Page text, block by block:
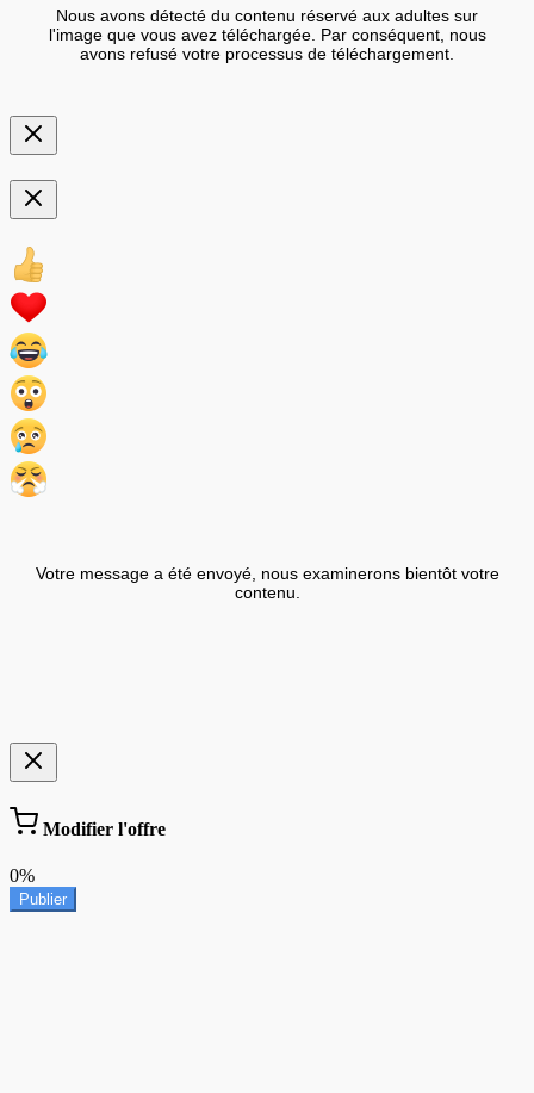
Nous avons détecté du contenu réservé aux adultes sur
l'image que vous avez téléchargée. Par conséquent, nous
avons refusé votre processus de téléchargement.
Votre message a été envoyé, nous examinerons bientôt votre
contenu.
Modifier l'offre
0%
Publier